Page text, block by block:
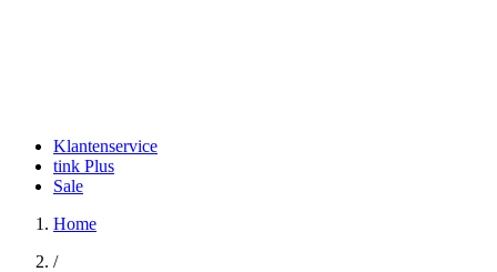
Klantenservice
tink Plus
Sale
Home
/